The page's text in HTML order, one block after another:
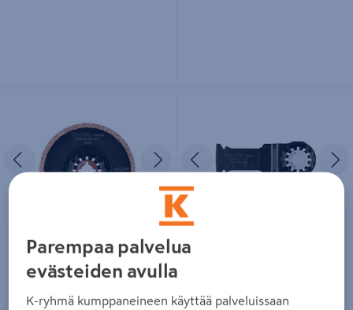
Edellinen Seuraava
segmentti 85mm HM k30
35,95€/kpl
35,95 €/ kpl
Edellinen
Sahanterä Makita upotukseen
Parempaa palvelua
evästeiden avulla
K-ryhmä kumppaneineen käyttää palveluissaan